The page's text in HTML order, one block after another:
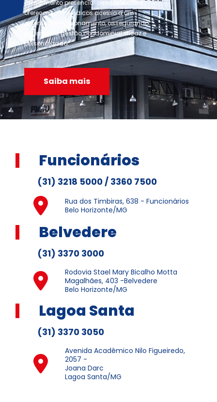
atendimento presencial de excelência e
oferecem aos síndicos acesso a um
gerente de relacionamento, assegurando
assim uma gestão condominial eficaz e
personalizada.
Saiba mais
Funcionários
(31) 3218 5000 / 3360 7500
Rua dos Timbiras, 638 - Funcionários
Belo Horizonte/MG
Belvedere
(31) 3370 3000
Rodovia Stael Mary Bicalho Motta
Magalhães, 403 -Belvedere
Belo Horizonte/MG
Lagoa Santa
(31) 3370 3050
Avenida Acadêmico Nilo Figueiredo,
2057 -
Joana Darc
Lagoa Santa/MG